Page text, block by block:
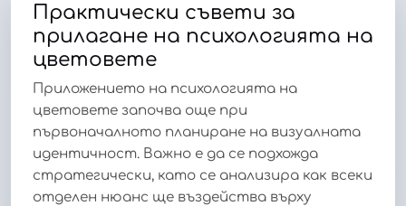
Практически съвети за
прилагане на психологията на
цветовете
Приложението на психологията на
цветовете започва още при
първоначалното планиране на визуалната
идентичност. Важно е да се подхожда
стратегически, като се анализира как всеки
отделен нюанс ще въздейства върху